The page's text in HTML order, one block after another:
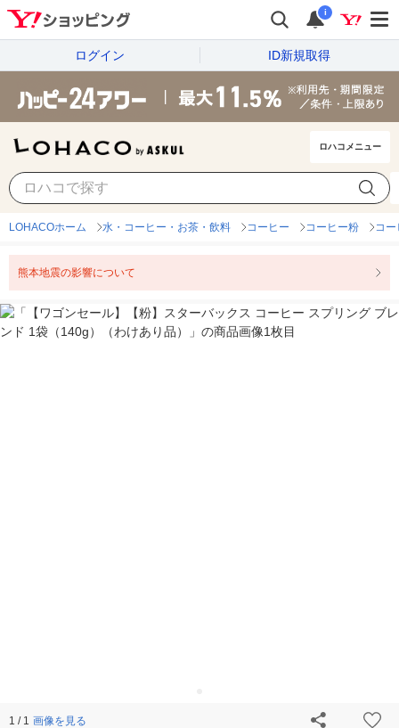
i
ログイン ID新規取得
ロハコメニュー
LOHACOホーム 水・コーヒー・お茶・飲料 コーヒー コーヒー粉 コー
熊本地震の影響について
1 / 1 画像を見る